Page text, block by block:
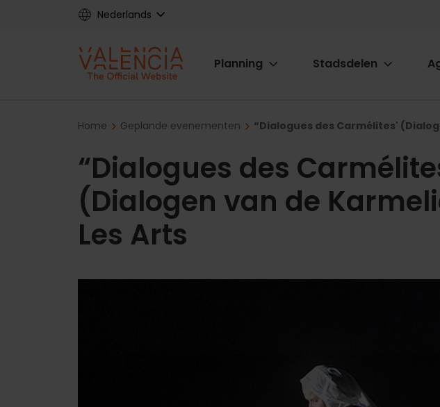
Nederlands
Main
Planning Stadsdelen
Breadcrumb
Home Geplande evenementen “Dialogues des Carmélites'
“Dialogues des
(Dialogen van de
Les Arts